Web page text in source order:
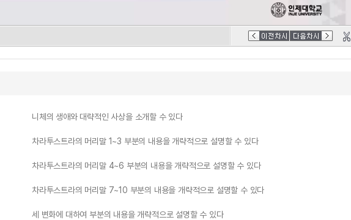
니체의 생애와 대략적인 사상을 소개할 수 있다
차라투스트라의 머리말 1~3 부분의 내용을 개략적으로 설명할 수 있다
차라투스트라의 머리말 4~6 부분의 내용을 개략적으로 설명할 수 있다
차라투스트라의 머리말 7~10 부분의 내용을 개략적으로 설명할 수 있다
세 변화에 대하여 부분의 내용을 개략적으로 설명할 수 있다